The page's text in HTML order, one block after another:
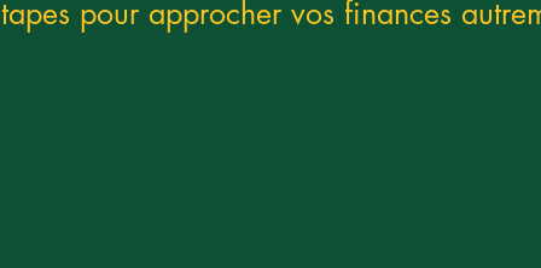
pour approcher vos finances